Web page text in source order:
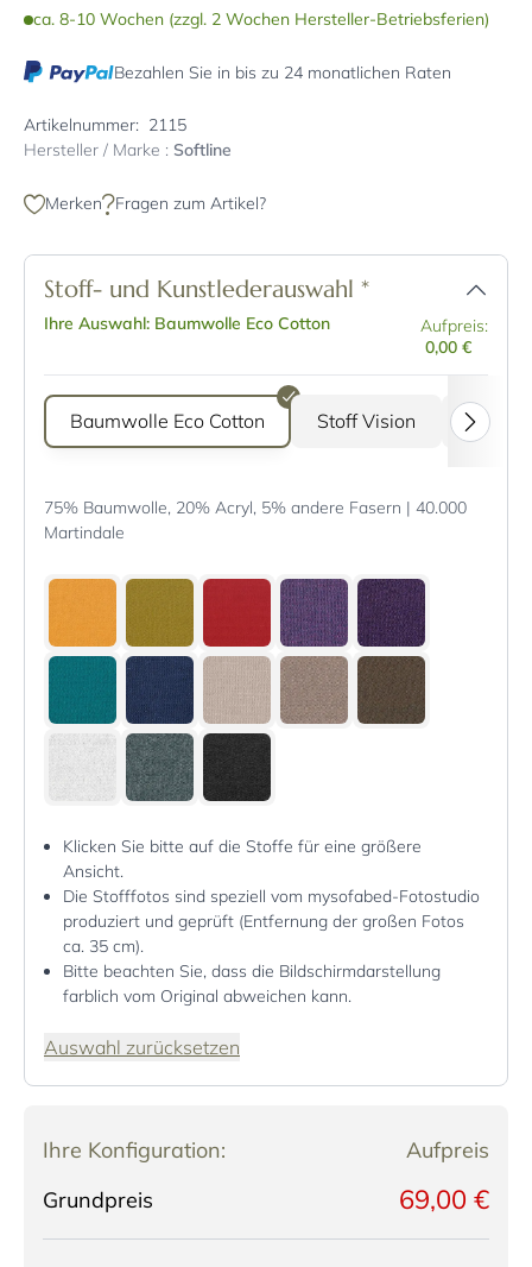
ca. 8-10 Wochen (zzgl. 2 Wochen Hersteller-Betriebsferien)
Bezahlen Sie in bis zu 24 monatlichen Raten
Artikelnummer: 2115
Hersteller / Marke : Softline
Merken Fragen zum Artikel?
Stoff- und Kunstlederauswahl *
Ihre Auswahl: Baumwolle Eco Cotton
Aufpreis:
0,00 €
Baumwolle Eco Cotton Stoff Vision Stoff
75% Baumwolle, 20% Acryl, 5% andere Fasern | 40.000
Martindale
Klicken Sie bitte auf die Stoffe für eine größere
Ansicht.
Die Stofffotos sind speziell vom mysofabed-Fotostudio
produziert und geprüft (Entfernung der großen Fotos
ca. 35 cm).
Bitte beachten Sie, dass die Bildschirmdarstellung
farblich vom Original abweichen kann.
Auswahl zurücksetzen
Ihre Konfiguration:
Aufpreis
Grundpreis
69,00 €